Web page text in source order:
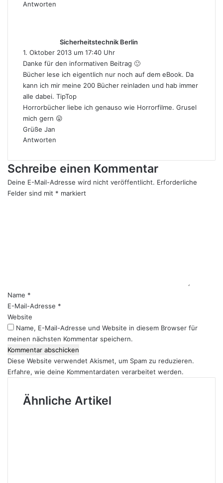
Antworten
Sicherheitstechnik Berlin
1. Oktober 2013 um 17:40 Uhr
Danke für den informativen Beitrag 🙂
Bücher lese ich eigentlich nur noch auf dem eBook. Da
kann ich mir meine 200 Bücher reinladen und hab immer
alle dabei. TipTop
Horrorbücher liebe ich genauso wie Horrorfilme. Grusel
mich gern 😛
Grüße Jan
Antworten
Schreibe einen Kommentar
Deine E-Mail-Adresse wird nicht veröffentlicht. Erforderliche
Felder sind mit * markiert
r
*
Name *
E-Mail-Adresse *
Website
Name, E-Mail-Adresse und Website in diesem Browser für
meinen nächsten Kommentar speichern.
Diese Website verwendet Akismet, um Spam zu reduzieren.
Erfahre, wie deine Kommentardaten verarbeitet werden.
Ähnliche Artikel